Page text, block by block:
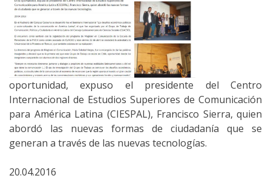
oportunidad, expuso el presidente del Centro
Internacional de Estudios Superiores de Comunicación
para América Latina (CIESPAL), Francisco Sierra, quien
abordó las nuevas formas de ciudadanía que se
generan a través de las nuevas tecnologías.
20.04.2016